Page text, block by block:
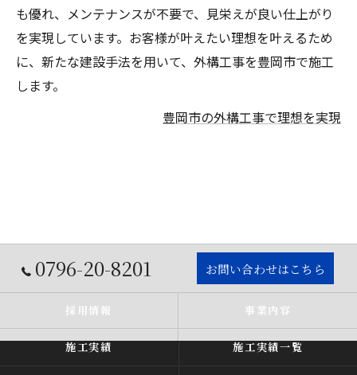
も優れ、メンテナンスが不要で、見栄えが良い仕上がり
を実現しています。お客様が叶えたい理想を叶えるため
に、新たな建設手法を用いて、外構工事を豊岡市で施工
します。
豊岡市の外構工事で理想を実現
0796-20-8201 お問い合わせはこちら
採用情報 事業内容
施工実績 施工実績一覧